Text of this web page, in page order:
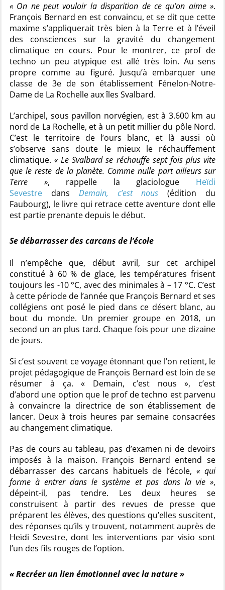
« On ne peut vouloir la disparition de ce qu’on aime ».
François Bernard en est convaincu, et se dit que cette
maxime s’appliquerait très bien à la Terre et à l’éveil
des consciences sur la gravité du changement
climatique en cours. Pour le montrer, ce prof de
techno un peu atypique est allé très loin. Au sens
propre comme au figuré. Jusqu’à embarquer une
classe de 3e de son établissement Fénelon-Notre-
Dame de La Rochelle aux îles Svalbard.
L’archipel, sous pavillon norvégien, est à 3.600 km au
nord de La Rochelle, et à un petit millier du pôle Nord.
C’est le territoire de l’ours blanc, et là aussi où
s’observe sans doute le mieux le réchauffement
climatique.« Le Svalbard se réchauffe sept fois plus vite
que le reste de la planète. Comme nulle part ailleurs sur
Terre », rappelle la glaciologue Heïdi
Sevestre dans Demain, c’est nous (édition du
Faubourg), le livre qui retrace cette aventure dont elle
est partie prenante depuis le début.
Se débarrasser des carcans de l’école
Il n’empêche que, début avril, sur cet archipel
constitué à 60 % de glace, les températures frisent
toujours les -10 °C, avec des minimales à – 17 °C. C’est
à cette période de l’année que François Bernard et ses
collégiens ont posé le pied dans ce désert blanc, au
bout du monde. Un premier groupe en 2018, un
second un an plus tard. Chaque fois pour une dizaine
de jours.
Si c’est souvent ce voyage étonnant que l’on retient, le
projet pédagogique de François Bernard est loin de se
résumer à ça. « Demain, c’est nous », c’est
d’abord une option que le prof de techno est parvenu
à convaincre la directrice de son établissement de
lancer. Deux à trois heures par semaine consacrées
au changement climatique.
Pas de cours au tableau, pas d’examen ni de devoirs
imposés à la maison. François Bernard entend se
débarrasser des carcans habituels de l’école,« qui
forme à entrer dans le système et pas dans la vie »,
dépeint-il, pas tendre. Les deux heures se
construisent à partir des revues de presse que
préparent les élèves, des questions qu’elles suscitent,
des réponses qu’ils y trouvent, notamment auprès de
Heïdi Sevestre, dont les interventions par visio sont
l’un des fils rouges de l’option.
« Recréer un lien émotionnel avec la nature »